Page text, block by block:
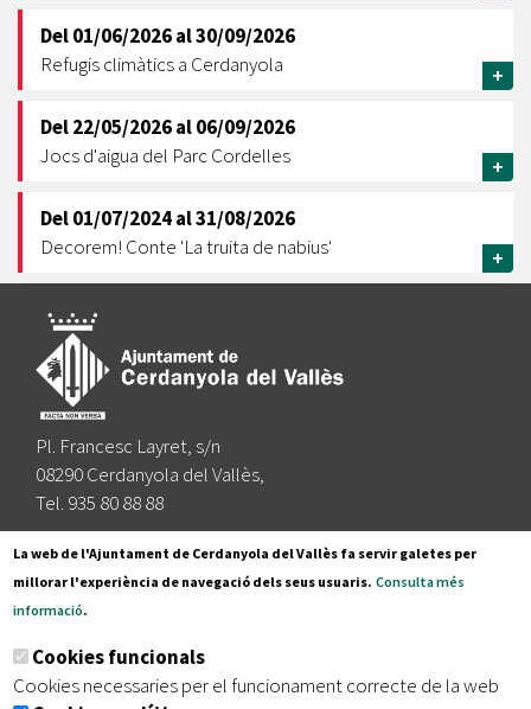
Del01/06/2026al30/09/2026
Refugis climàtics a Cerdanyola
+
Del22/05/2026al06/09/2026
Jocs d'aigua del Parc Cordelles
+
Del01/07/2024al31/08/2026
Decorem! Conte 'La truita de nabius'
+
Pl. Francesc Layret, s/n
08290 Cerdanyola del Vallès,
Tel. 935 80 88 88
Segueix-nos a:
Subscriu-te al nostre butlletí
La web de l'Ajuntament de Cerdanyola del Vallès fa servir galetes per
millorar l'experiència de navegació dels seus usuaris. Consulta més
informació.
Cookies funcionals
Cookies necessaries per el funcionament correcte de la web